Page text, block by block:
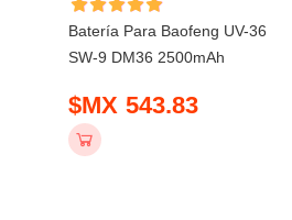
Batería Para Baofeng UV-36
SW-9 DM36 2500mAh
$MX 543.83